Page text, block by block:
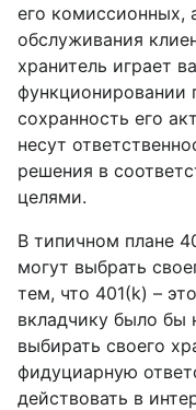
его комиссионных,
обслуживания
хранитель играет
функционировании
сохранность его
несут
решения в
целями.
В типичном плане
могут выбрать
тем, что 401(k) –
вкладчику было бы
выбирать своего
фидуциарную
действовать в